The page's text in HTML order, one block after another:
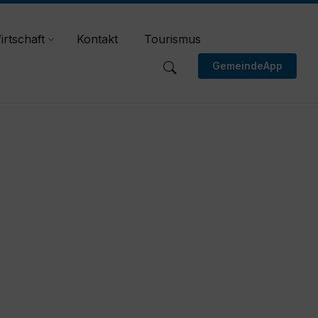
Kontakt Tourismus
GemeindeApp